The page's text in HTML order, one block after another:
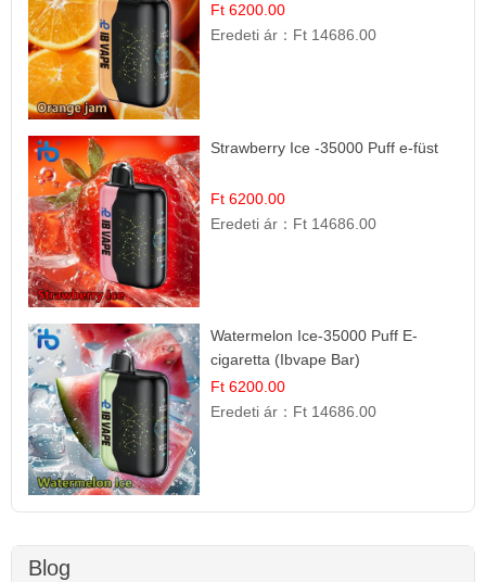
Ft 6200.00
Eredeti ár： Ft 14686.00
Strawberry Ice -35000 Puff e-füst
Ft 6200.00
Eredeti ár： Ft 14686.00
Watermelon Ice-35000 Puff E-
cigaretta (Ibvape Bar)
Ft 6200.00
Eredeti ár： Ft 14686.00
Blog